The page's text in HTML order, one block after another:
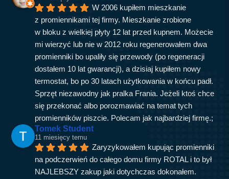
W 2006 kupiłem mieszkanie
z promiennikami tej firmy. Mieszkanie zrobione
w bloku z wielkiej płyty 12 lat przed kupnem. Możecie
mi wierzyć lub nie w 2012 roku regenerowałem dwa
promienniki bo upaliły się przewody (po regeneracji
dostałem 10 lat gwarancji), a dzisiaj kupiłem nowy
termostat, bo po 30 latach użytkowania w końcu padł.
Sprzęt niezawodny jak pralka Frania. Jeżeli ktoś chce
się przekonać albo porozmawiać na temat tych
promienników piszcie. Polecam jak najbardziej firmę.;
Tomek Student
11 miesięcy temu
Zaryzykowałem kupując promienniki
na podczerwień do całego domu firmy ROTAL i to był
NAJLEBSZY zakup jaki dotychczas dokonałem.